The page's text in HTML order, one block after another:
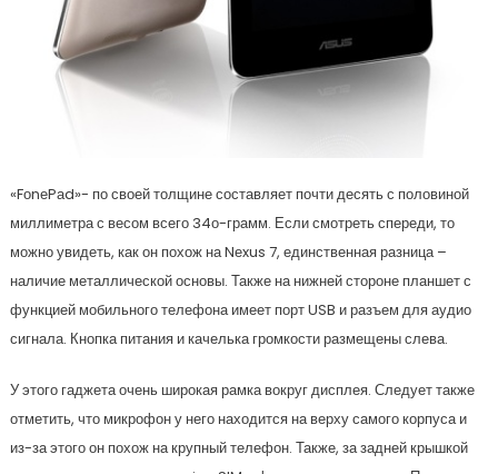
«FоnеPаd»- по своей толщине составляет почти десять с половиной
миллиметра с весом всего 34о-грамм. Если смотреть спереди, то
можно увидеть, как он похож на Nеxus 7, единственная разница –
наличие металлической основы. Также на нижней стороне планшет с
функцией мобильного телефона имеет порт USB и разъем для аудио
сигнала. Кнопка питания и качелька громкости размещены слева.
У этого гаджета очень широкая рамка вокруг дисплея. Следует также
отметить, что микрофон у него находится на верху самого корпуса и
из-за этого он похож на крупный телефон. Также, за задней крышкой